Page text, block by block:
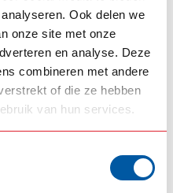
Ook delen we
onze site met onze
en analyse. Deze
combineren met andere
of die ze hebben
van hun services.
Microfibre Cleaning